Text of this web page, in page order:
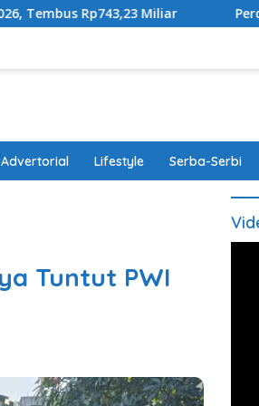
Perda Disabilitas
Advertorial Lifestyle Serba-Serbi
Tuntut PWI